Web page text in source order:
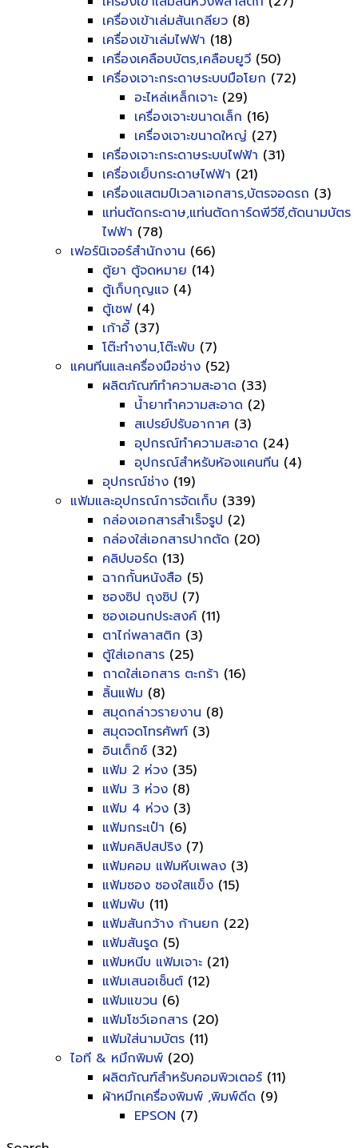
เครื่องเข้าเล่มสันเกลียว (8)
เครื่องเข้าเล่มไฟฟ้า (18)
เครื่องเคลือบบัตร,เคลือบยูวี (50)
เครื่องเจาะกระดาษระบบมือโยก (72)
อะไหล่เหล็กเจาะ (29)
เครื่องเจาะขนาดเล็ก (16)
เครื่องเจาะขนาดใหญ่ (27)
เครื่องเจาะกระดาษระบบไฟฟ้า (31)
เครื่องเย็บกระดาษไฟฟ้า (21)
เครื่องแสตมป์เวลาเอกสาร,บัตรจอดรถ (3)
แท่นตัดกระดาษ,แท่นตัดการ์ดพีวีซี,ตัดนามบัตร
ไฟฟ้า (78)
เฟอร์นิเจอร์สำนักงาน (66)
ตู้ยา ตู้จดหมาย (14)
ตู้เก็บกุญแจ (4)
ตู้เซฟ(4)
เก้าอี้ (37)
โต๊ะทำงาน,โต๊ะพับ (7)
แคนทีนและเครื่องมือช่าง (52)
ผลิตภัณฑ์ทำความสะอาด (33)
น้ำยาทำความสะอาด (2)
สเปรย์ปรับอากาศ (3)
อุปกรณ์ทำความสะอาด (24)
อุปกรณ์สำหรับห้องแคนทีน (4)
อุปกรณ์ช่าง (19)
แฟ้มและอุปกรณ์การจัดเก็บ (339)
กล่องเอกสารสำเร็จรูป (2)
กล่องใส่เอกสารปากตัด (20)
คลิปบอร์ด (13)
ฉากกั้นหนังสือ (5)
ซองซิป ถุงซิป (7)
ซองเอนกประสงค์ (11)
ตาไก่พลาสติก (3)
ตู้ใส่เอกสาร (25)
ถาดใส่เอกสาร ตะกร้า (16)
ลิ้นแฟ้ม (8)
สมุดกล่าวรายงาน (8)
สมุดจดโทรศัพท์ (3)
อินเด็กซ์ (32)
แฟ้ม 2 ห่วง (35)
แฟ้ม 3 ห่วง (8)
แฟ้ม 4 ห่วง (3)
แฟ้มกระเป๋า (6)
แฟ้มคลิปสปริง (7)
แฟ้มคอม แฟ้มหีบเพลง (3)
แฟ้มซอง ซองใสแข็ง (15)
แฟ้มพับ (11)
แฟ้มสันกว้าง ก้านยก (22)
แฟ้มสันรูด (5)
แฟ้มหนีบ แฟ้มเจาะ (21)
แฟ้มเสนอเซ็นต์ (12)
แฟ้มแขวน (6)
แฟ้มโชว์เอกสาร (20)
แฟ้มใส่นามบัตร (11)
ไอที & หมึกพิมพ์ (20)
ผลิตภัณฑ์สำหรับคอมพิวเตอร์ (11)
ผ้าหมึกเครื่องพิมพ์ ,พิมพ์ดีด (9)
EPSON (7)